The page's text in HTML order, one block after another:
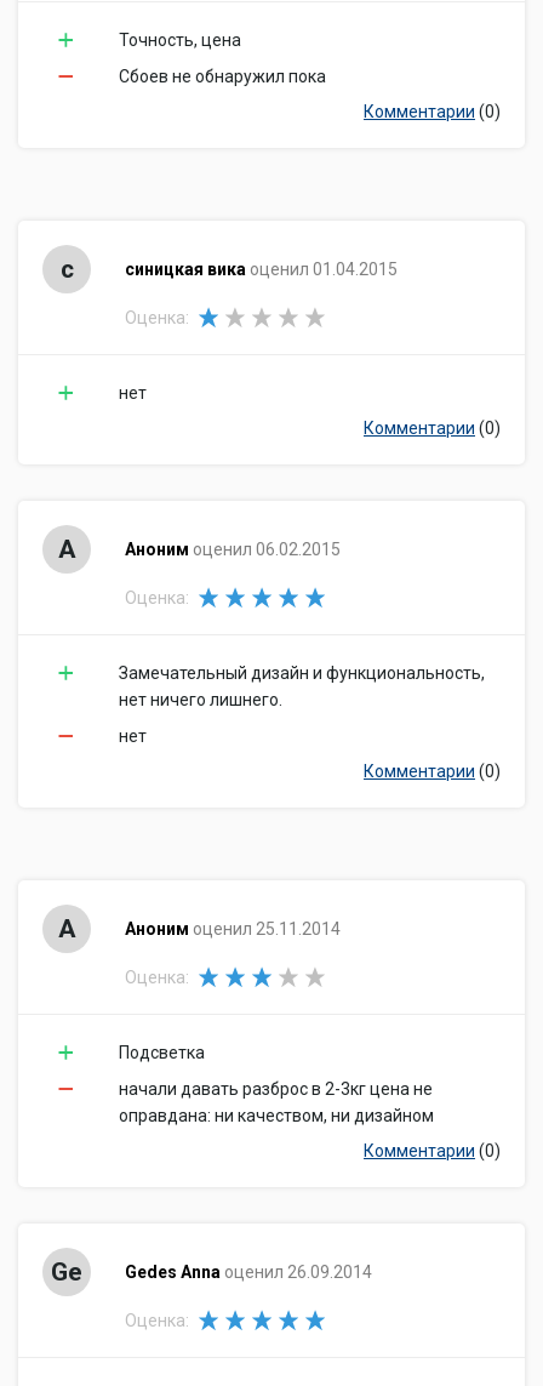
Точность, цена
Сбоев не обнаружил пока
Комментарии (0)
с синицкая вика оценил 01.04.2015
Оценка:
нет
Комментарии (0)
А Аноним оценил 06.02.2015
Оценка:
Замечательный дизайн и функциональность,
нет ничего лишнего.
нет
Комментарии (0)
А Аноним оценил 25.11.2014
Оценка:
Подсветка
начали давать разброс в 2-3кг цена не
оправдана: ни качеством, ни дизайном
Комментарии (0)
Ge Gedes Anna оценил 26.09.2014
Оценка: